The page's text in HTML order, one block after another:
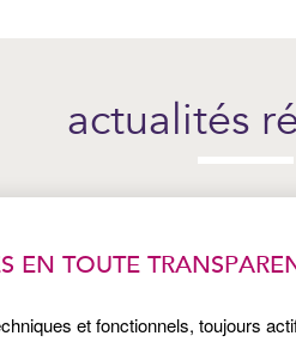
actualités
EN TOUTE
et fonctionnels, toujours